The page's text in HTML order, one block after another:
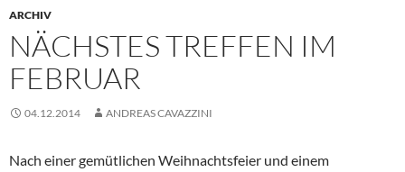
ARCHIV
NÄCHSTES TREFFEN IM
FEBRUAR
04.12.2014 ANDREAS CAVAZZINI
Nach einer gemütlichen Weihnachtsfeier und einem